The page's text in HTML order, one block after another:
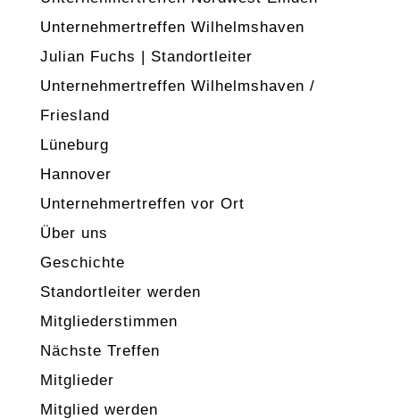
Unternehmertreffen Wilhelmshaven
Julian Fuchs | Standortleiter
Unternehmertreffen Wilhelmshaven /
Friesland
Lüneburg
Hannover
Unternehmertreffen vor Ort
Über uns
Geschichte
Standortleiter werden
Mitgliederstimmen
Nächste Treffen
Mitglieder
Mitglied werden